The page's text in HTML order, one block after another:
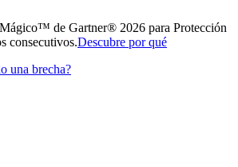
de Gartner® 2026 para Protección
consecutivos.Descubre por qué
una brecha?